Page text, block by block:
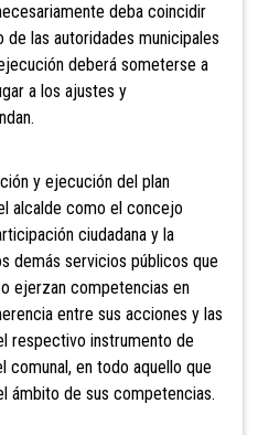
deba coincidir
las autoridades municipales
deberá someterse a
a los ajustes y
y ejecución del plan
alcalde como el concejo
ciudadana y la
demás servicios públicos que
ejerzan competencias en
entre sus acciones y las
respectivo instrumento de
en todo aquello que
ámbito de sus competencias.